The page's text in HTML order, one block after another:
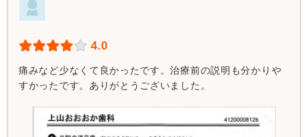
4.0
痛みなど少なくて良かったです。治療前の説明も分かりや
すかったです。ありがとうございました。